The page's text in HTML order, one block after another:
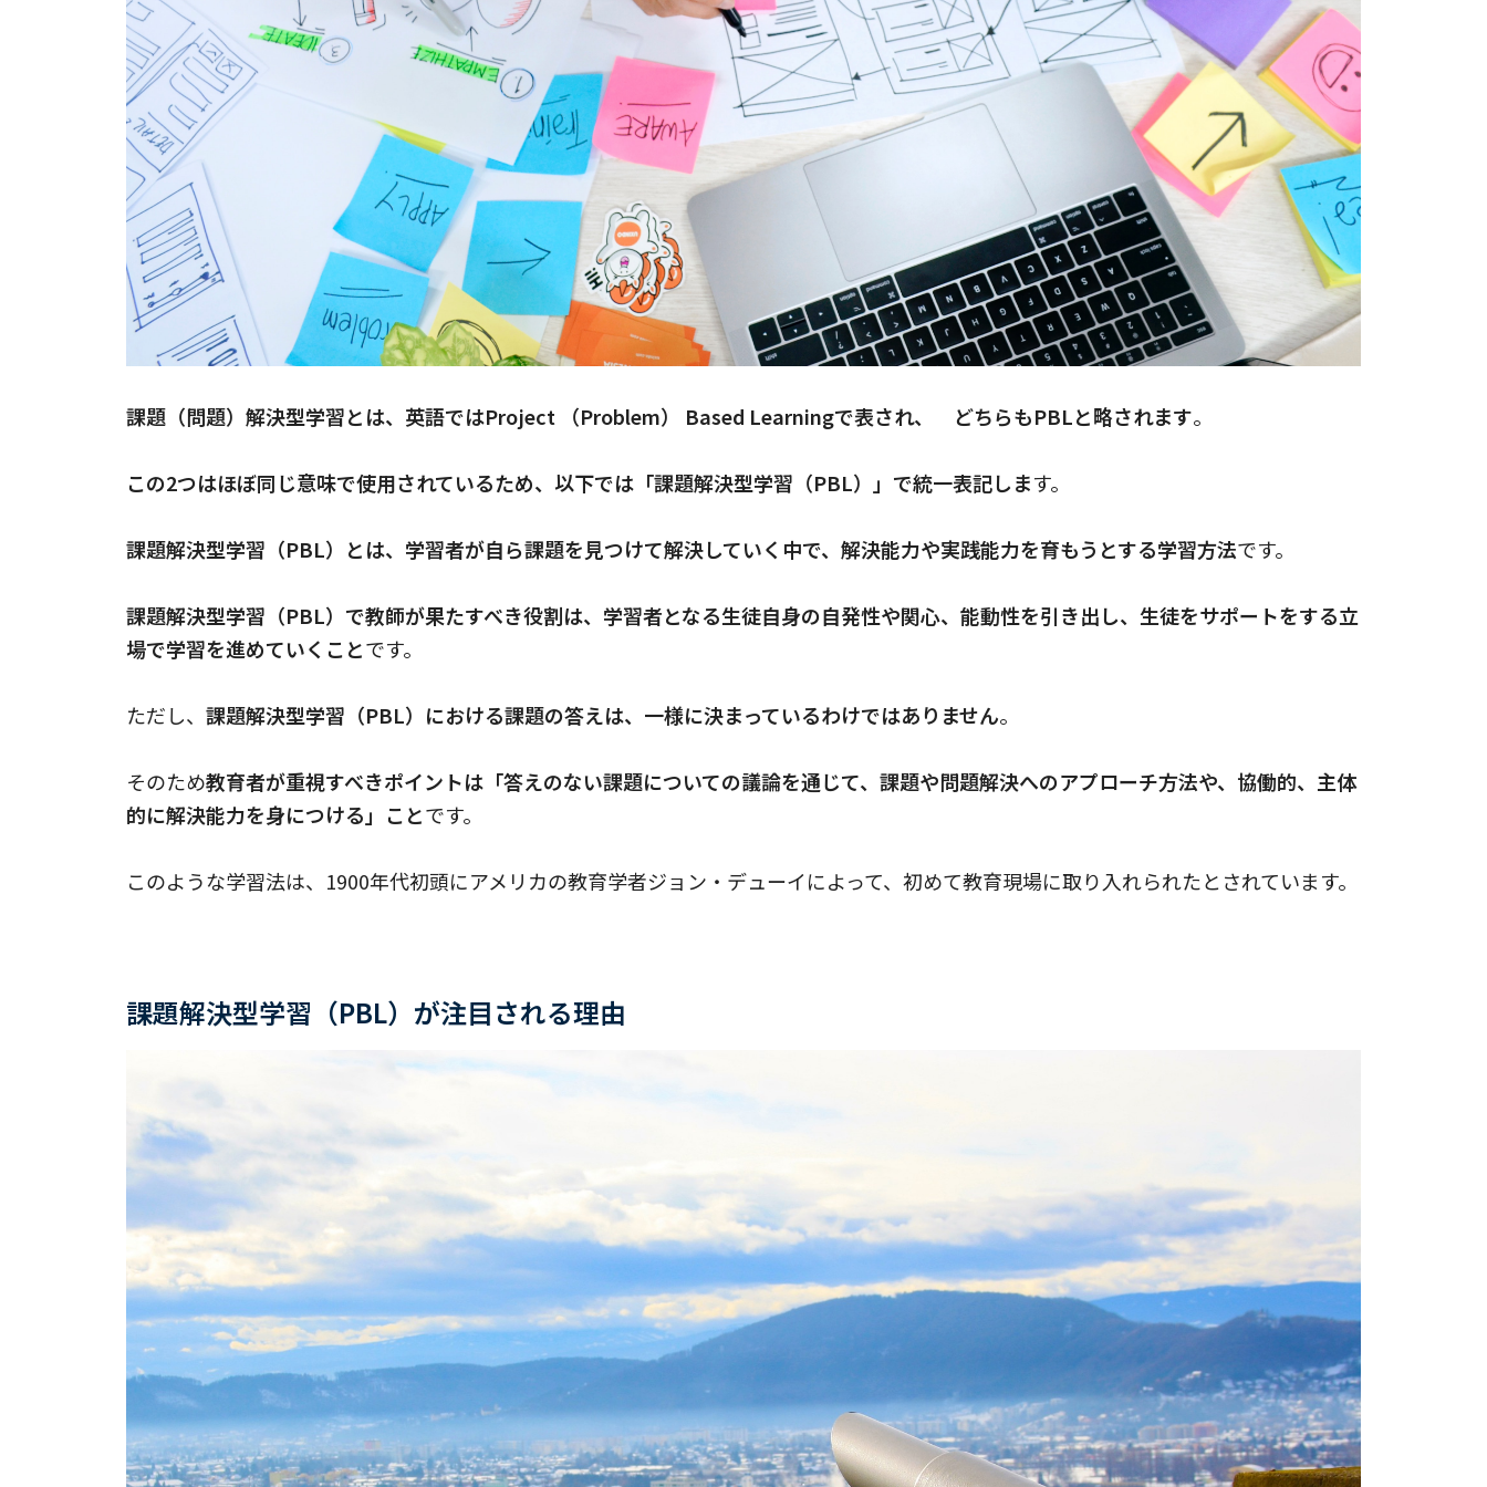
課題（問題）解決型学習とは、英語ではProject （Problem） Based Learningで表され、 どちらもPBLと略されます。
この2つはほぼ同じ意味で使用されているため、以下では「課題解決型学習（PBL）」で統一表記します。
課題解決型学習（PBL）とは、学習者が自ら課題を見つけて解決していく中で、解決能力や実践能力を育もうとする学習方法です。
課題解決型学習（PBL）で教師が果たすべき役割は、学習者となる生徒自身の自発性や関心、能動性を引き出し、生徒をサポートをする立
場で学習を進めていくことです。
ただし、 課題解決型学習（PBL）における課題の答えは、一様に決まっているわけではありません。
そのため教育者が重視すべきポイントは「答えのない課題についての議論を通じて、課題や問題解決へのアプローチ方法や、協働的、主体
的に解決能力を身につける」ことです。
このような学習法は、1900年代初頭にアメリカの教育学者ジョン・デューイによって、初めて教育現場に取り入れられたとされています。
課題解決型学習（PBL）が注目される理由